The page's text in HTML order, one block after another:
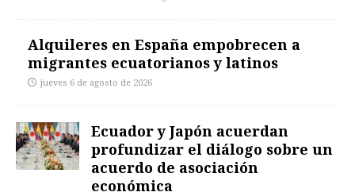
Alquileres en España empobrecen a
migrantes ecuatorianos y latinos
jueves 6 de agosto de 2026
Ecuador y Japón acuerdan
profundizar el diálogo sobre un
acuerdo de asociación
económica